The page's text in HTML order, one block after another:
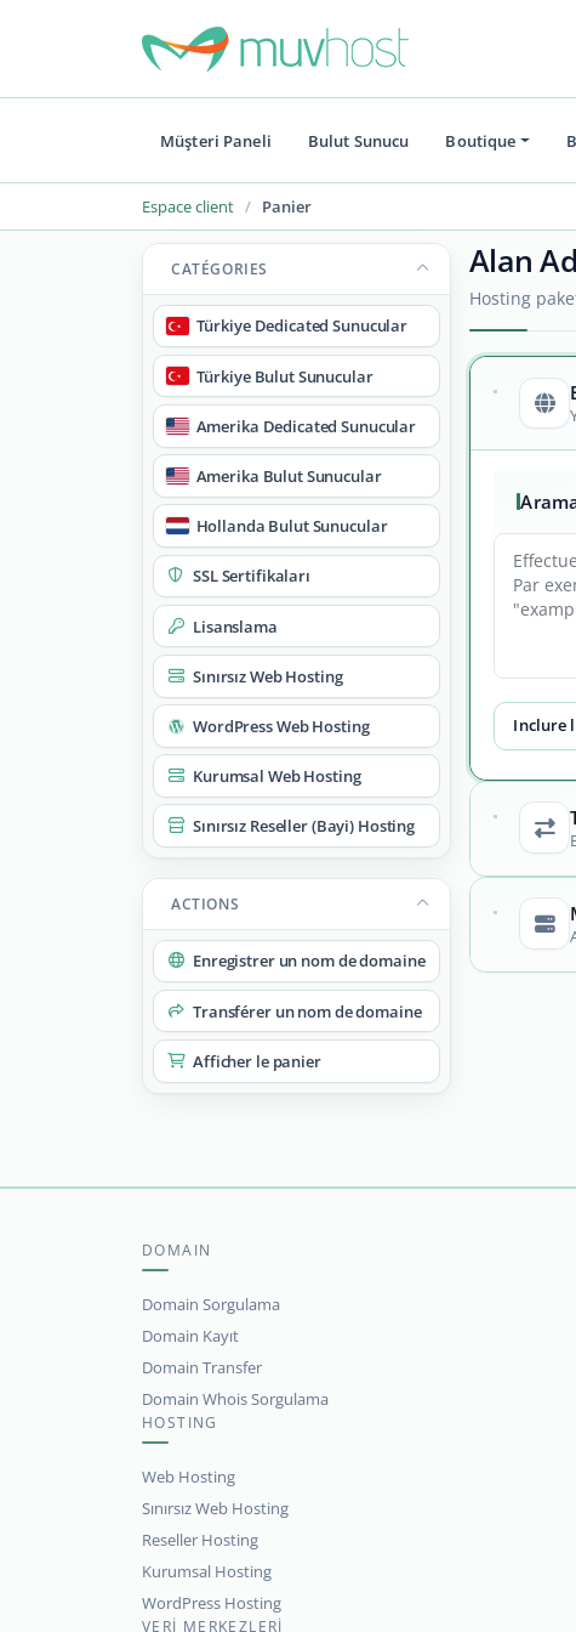
Müşteri Paneli Bulut Sunucu Boutique
Espace client Panier
CATÉGORIES
Türkiye Dedicated Sunucular
Türkiye Bulut Sunucular
Amerika Dedicated Sunucular
Amerika Bulut Sunucular
Hollanda Bulut Sunucular
SSL Sertifikaları
Lisanslama
Sınırsız Web Hosting
WordPress Web Hosting
Kurumsal Web Hosting
Sınırsız Reseller (Bayi) Hosting
ACTIONS
Enregistrer un nom de domaine
Transférer un nom de domaine
Afficher le panier
Alan
Hosting
Inclure
DOMAIN
Domain Sorgulama
Domain Kayıt
Domain Transfer
Domain Whois Sorgulama
HOSTING
Web Hosting
Sınırsız Web Hosting
Reseller Hosting
Kurumsal Hosting
WordPress Hosting
VERİ MERKEZLERİ